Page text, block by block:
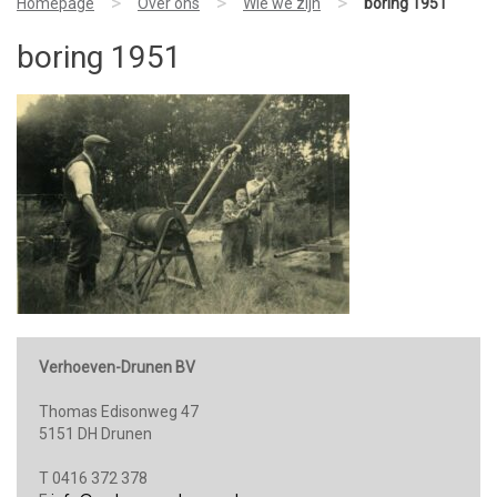
boring 1951
Verhoeven-Drunen BV
Thomas Edisonweg 47
5151 DH Drunen
T 0416 372 378